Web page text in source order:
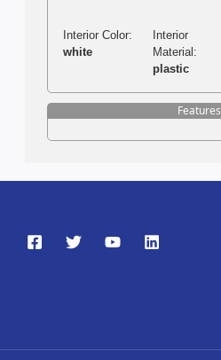
Interior Color:
white
Interior
Material:
plastic
Features